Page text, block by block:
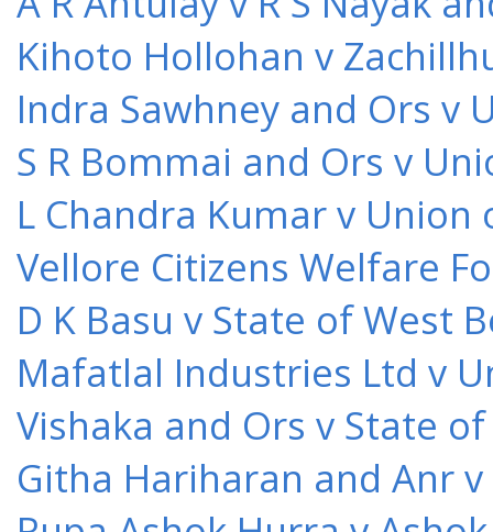
Kihoto Hollohan v
Indra Sawhney and Ors v
S R Bommai and Ors v
L Chandra Kumar v Union
Vellore Citizens Welfare
D K Basu v State of West
Mafatlal Industries Ltd v
Vishaka and Ors v State
Githa Hariharan and Anr